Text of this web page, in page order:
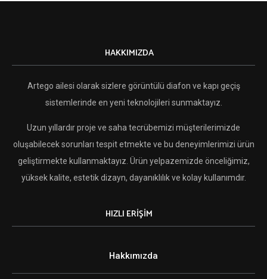
HAKKIMIZDA
Artego ailesi olarak sizlere görüntülü diafon ve kapı geçiş
sistemlerinde en yeni teknolojileri sunmaktayız.
Uzun yıllardır proje ve saha tecrübemizi müşterilerimizde
oluşabilecek sorunları tespit etmekte ve bu deneyimlerimizi ürün
geliştirmekte kullanmaktayız. Ürün yelpazemizde önceliğimiz,
yüksek kalite, estetik dizayn, dayanıklılık ve kolay kullanımdır.
HIZLI ERİŞİM
Hakkımızda